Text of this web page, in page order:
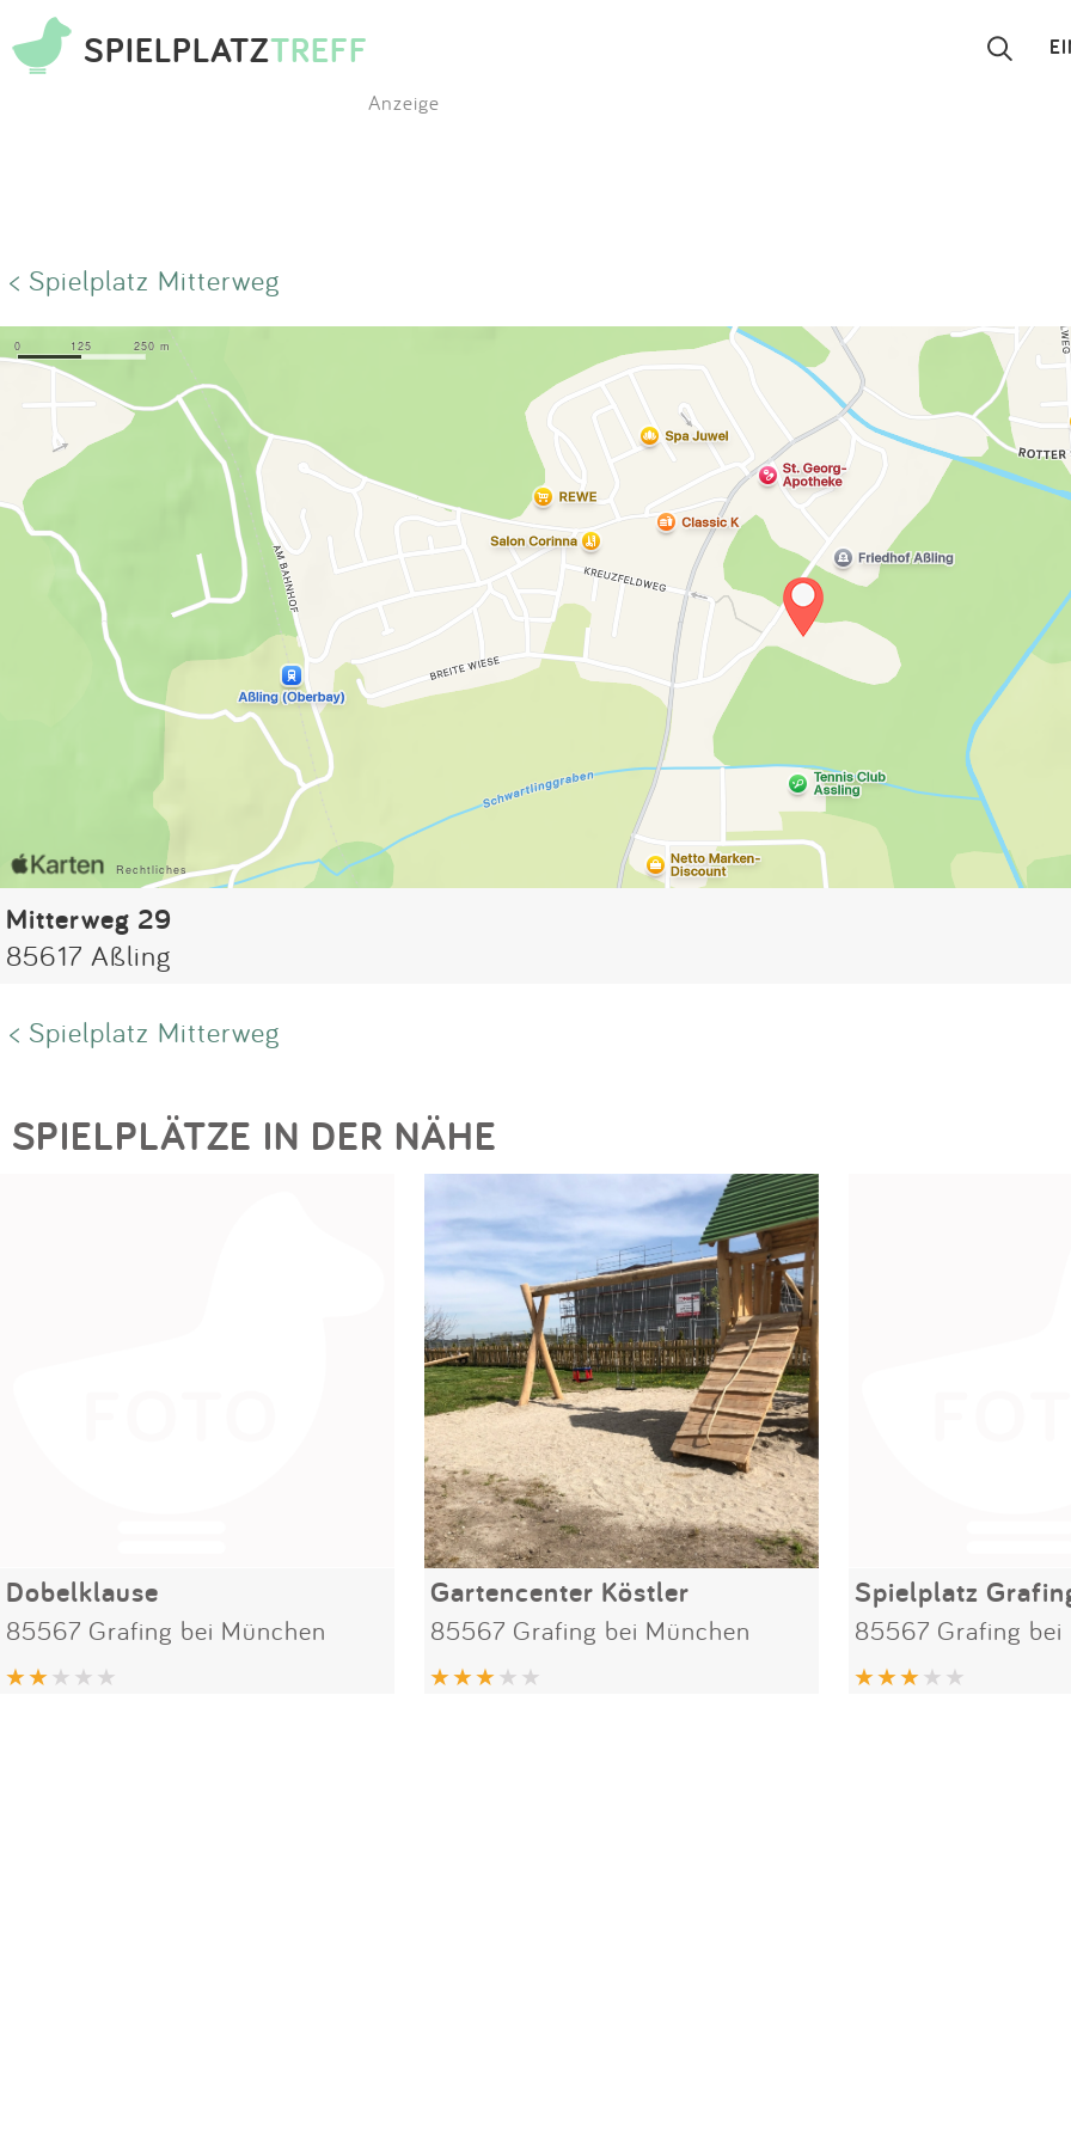
SPIELPLATZTREFF
Blog
Partner
Kontakt
Impressum
Anmelden
Anzeige
< Spielplatz Mitterweg
Mitterweg 29
85617 Aßling
< Spielplatz Mitterweg
SPIELPLÄTZE IN DER NÄHE
Dobelklause
85567 Grafing bei München
Gartencenter Köstler
85567 Grafing bei München
Spielplatz
85567 Grafing bei